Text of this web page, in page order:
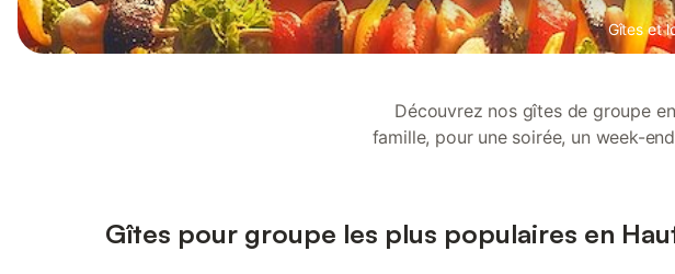
Gîtes et
Découvrez nos gîtes de groupe
famille, pour une soirée, un week-
Gîtes pour groupe les plus populaires en